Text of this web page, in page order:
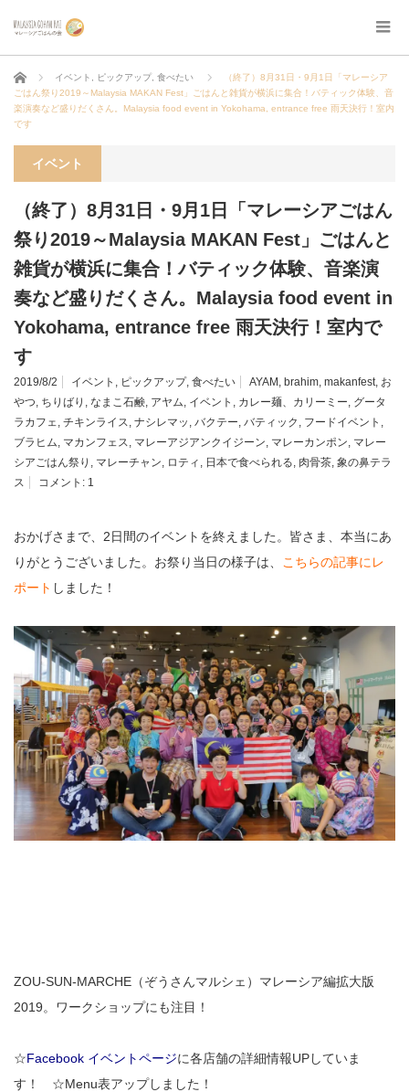
ホーム イベント ピックアップ, 食べたい
（終了）8月31日・9月1日「マレーシア
ごはん祭り2019～Malaysia MAKAN Fest」ごはんと雑貨が横浜に集合！バティック体験、音
楽演奏など盛りだくさん。Malaysia food event in Yokohama, entrance free 雨天決行！室内
です
イベント
（終了）8月31日・9月1日「マレーシアごはん
祭り2019～Malaysia MAKAN Fest」ごはんと
雑貨が横浜に集合！バティック体験、音楽演
奏など盛りだくさん。Malaysia food event in
Yokohama, entrance free 雨天決行！室内で
す
2019/8/2 イベント , ピックアップ, 食べたい AYAM , brahim, makanfest, お
やつ, ちりばり , なまこ石鹸, アヤム, イベント , カレー麺、カリーミー, グータ
ラカフェ, チキンライス, ナシレマッ , バクテー, バティック , フードイベント ,
ブラヒム, マカンフェス, マレーアジアンクイジーン, マレーカンポン, マレー
シアごはん祭り , マレーチャン, ロティ , 日本で食べられる, 肉骨茶, 象の鼻テラ
ス
コメント: 1
おかげさまで、2日間のイベントを終えました。皆さま、本当にあ
りがとうございました。お祭り当日の様子は、
こちらの記事にレ
ポート しました！
ZOU-SUN-MARCHE（ぞうさんマルシェ）マレーシア編拡大版
2019。ワークショップにも注目！
☆Facebook イベントページに各店舗の詳細情報UPしていま
す！ ☆Menu表アップしました！